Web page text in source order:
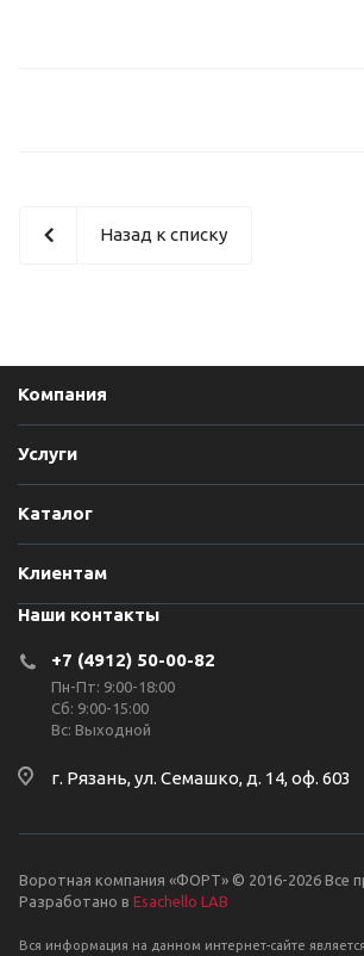
Назад к списку
Компания
Услуги
Каталог
Клиентам
Наши контакты
+7 (4912) 50-00-82
Пн-Пт: 9:00-18:00
Сб: 9:00-15:00
Вс: Выходной
г. Рязань, ул. Семашко, д. 14, оф. 603
Воротная компания «ФОРТ» © 2016-2026 Все
Разработано в Esachello LAB
Вся информация на данном интернет-сайте